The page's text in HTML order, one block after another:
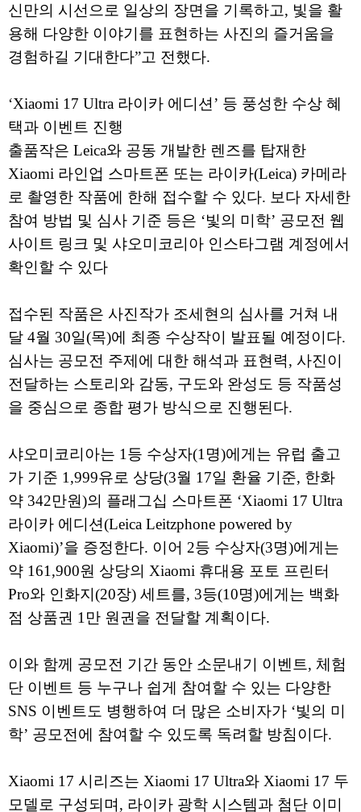
신만의 시선으로 일상의 장면을 기록하고, 빛을 활
용해 다양한 이야기를 표현하는 사진의 즐거움을
경험하길 기대한다”고 전했다.
‘Xiaomi 17 Ultra 라이카 에디션’ 등 풍성한 수상 혜
택과 이벤트 진행
출품작은 Leica와 공동 개발한 렌즈를 탑재한
Xiaomi 라인업 스마트폰 또는 라이카(Leica) 카메라
로 촬영한 작품에 한해 접수할 수 있다. 보다 자세한
참여 방법 및 심사 기준 등은 ‘빛의 미학’ 공모전 웹
사이트 링크 및 샤오미코리아 인스타그램 계정에서
확인할 수 있다
접수된 작품은 사진작가 조세현의 심사를 거쳐 내
달 4월 30일(목)에 최종 수상작이 발표될 예정이다.
심사는 공모전 주제에 대한 해석과 표현력, 사진이
전달하는 스토리와 감동, 구도와 완성도 등 작품성
을 중심으로 종합 평가 방식으로 진행된다.
샤오미코리아는 1등 수상자(1명)에게는 유럽 출고
가 기준 1,999유로 상당(3월 17일 환율 기준, 한화
약 342만원)의 플래그십 스마트폰 ‘Xiaomi 17 Ultra
라이카 에디션(Leica Leitzphone powered by
Xiaomi)’을 증정한다. 이어 2등 수상자(3명)에게는
약 161,900원 상당의 Xiaomi 휴대용 포토 프린터
Pro와 인화지(20장) 세트를, 3등(10명)에게는 백화
점 상품권 1만 원권을 전달할 계획이다.
이와 함께 공모전 기간 동안 소문내기 이벤트, 체험
단 이벤트 등 누구나 쉽게 참여할 수 있는 다양한
SNS 이벤트도 병행하여 더 많은 소비자가 ‘빛의 미
학’ 공모전에 참여할 수 있도록 독려할 방침이다.
Xiaomi 17 시리즈는 Xiaomi 17 Ultra와 Xiaomi 17 두
모델로 구성되며, 라이카 광학 시스템과 첨단 이미